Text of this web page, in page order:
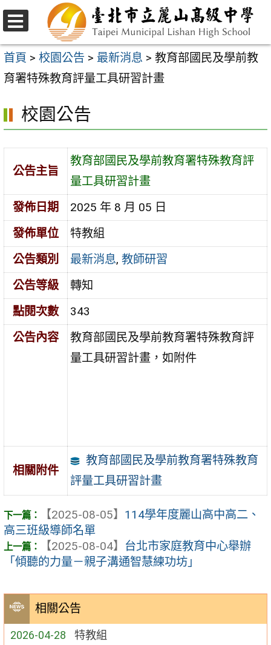
跳
至
主
要
容
區
選
單
首頁 > 校園公告 > 最新消息 > 教育部國民及學前教
育署特殊教育評量工具研習計畫
相關公告
2026-04-28 特教組
校園公告
公告主旨
教育部國民及學前教育署特殊教育評
量工具研習計畫
發佈日期
2025 年 8 月 05 日
發佈單位
特教組
公告類別
最新消息,教師研習
公告等級
轉知
點閱次數
343
公告內容
教育部國民及學前教育署特殊教育評
量工具研習計畫，如附件
相關附件
教育部國民及學前教育署特殊教育
評量工具研習計畫
【2025-08-05】 114學年度麗山高中高二、
高三班級導師名單
【2025-08-04】 台北市家庭教育中心舉辦
「傾聽的力量－親子溝通智慧練功坊」